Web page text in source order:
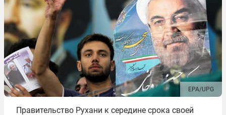
EPA/UPG
Правительство Рухани к середине срока своей